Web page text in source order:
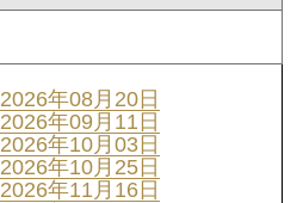
2026年08月20日
2026年09月11日
2026年10月03日
2026年10月25日
2026年11月16日